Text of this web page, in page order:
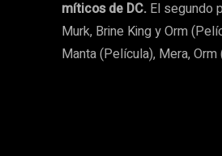
míticos de DC. El segundo
Murk, Brine King y Orm
Manta (Película), Mera,